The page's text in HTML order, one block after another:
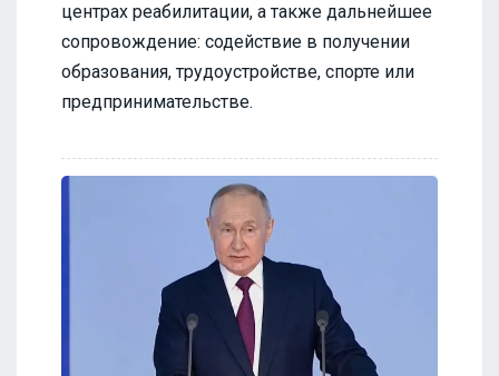
центрах реабилитации, а также дальнейшее
сопровождение: содействие в получении
образования, трудоустройстве, спорте или
предпринимательстве.